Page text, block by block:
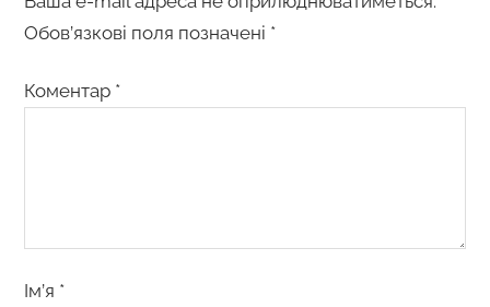
Обов’язкові поля позначені *
Коментар *
Ім’я *